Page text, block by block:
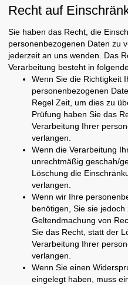
Recht auf
Sie haben das Recht, die
personenbezogenen Daten zu
jederzeit an uns wenden. Das
Verarbeitung besteht in
Wenn Sie die Richtigkeit
personenbezogenen
Regel Zeit, um dies zu
Prüfung haben Sie das
Verarbeitung Ihrer
verlangen.
Wenn die Verarbeitung
unrechtmäßig geschah/
Löschung die
verlangen.
Wenn wir Ihre
benötigen, Sie sie
Geltendmachung von
Sie das Recht, statt der
Verarbeitung Ihrer
verlangen.
Wenn Sie einen
eingelegt haben, muss